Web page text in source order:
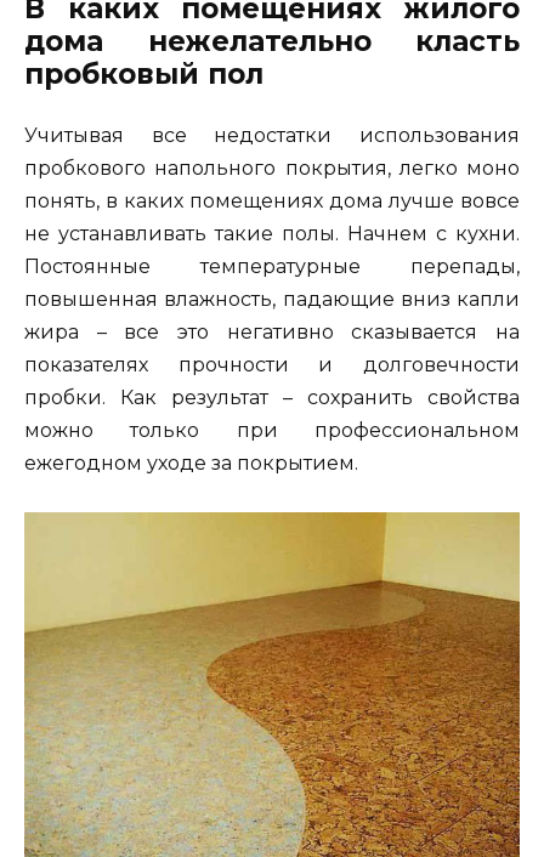
В каких помещениях жилого
дома нежелательно класть
пробковый пол
Учитывая все недостатки использования
пробкового напольного покрытия, легко моно
понять, в каких помещениях дома лучше вовсе
не устанавливать такие полы. Начнем с кухни.
Постоянные температурные перепады,
повышенная влажность, падающие вниз капли
жира – все это негативно сказывается на
показателях прочности и долговечности
пробки. Как результат – сохранить свойства
можно только при профессиональном
ежегодном уходе за покрытием.